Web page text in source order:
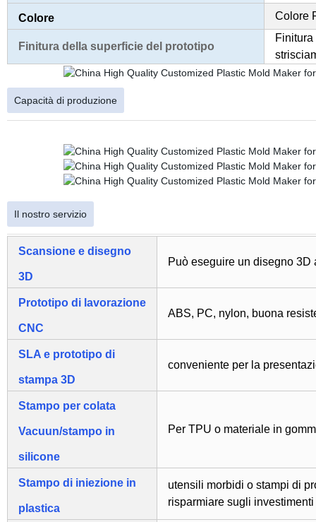
Colore Colore
Finitura della superficie del prototipo
Capacità di produzione
Il nostro servizio
Scansione e disegno
3D
Può eseguire un disegno
Prototipo di lavorazione
CNC
ABS, PC, nylon, buona
SLA e prototipo di
stampa 3D
conveniente per la
Stampo per colata
Vacuun/stampo in
silicone
Per TPU o materiale in
Stampo di iniezione in
plastica
utensili morbidi o stampi di
risparmiare sugli